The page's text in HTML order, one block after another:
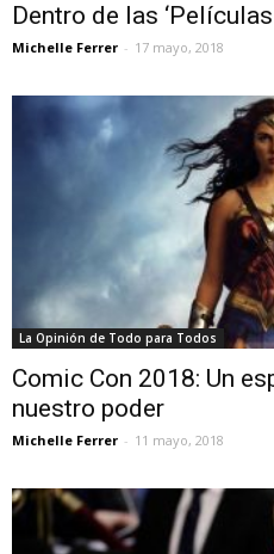
Dentro de las
Michelle Ferrer - 17 mayo, 2018
La Opinión de Todo para Todos
Comic Con 2018: Un
nuestro poder
Michelle Ferrer - 11 mayo, 2018